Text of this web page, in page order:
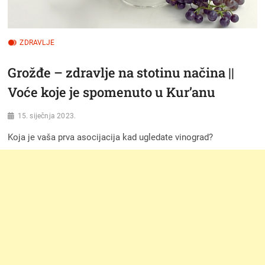
ZDRAVLJE
Grožđe – zdravlje na stotinu načina ||
Voće koje je spomenuto u Kur’anu
15. siječnja 2023.
Koja je vaša prva asocijacija kad ugledate vinograd?